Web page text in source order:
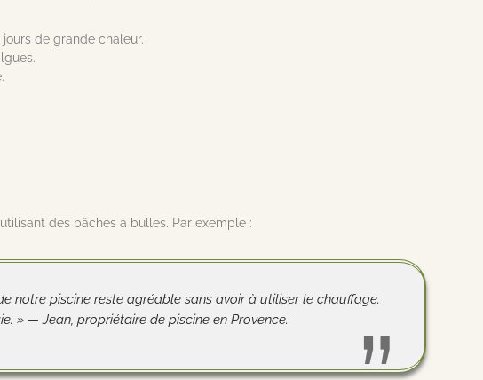
de grande chaleur.
des bâches à bulles. Par exemple :
notre piscine reste agréable sans avoir à utiliser le chauffage.
» — Jean, propriétaire de piscine en Provence.